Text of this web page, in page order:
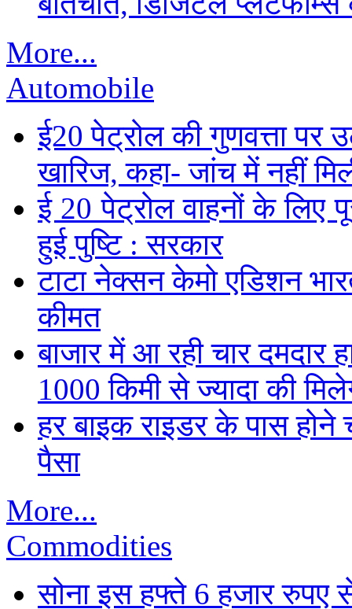
More...
Automobile
ई20 पेट्रोल की गुणवत्ता पर
खारिज, कहा- जांच में नहीं
ई 20 पेट्रोल वाहनों के लिए
हुई पुष्टि : सरकार
टाटा नेक्सन केमो एडिशन
कीमत
बाजार में आ रही चार दमदार
1000 किमी से ज्यादा की
हर बाइक राइडर के पास होने
पैसा
More...
Commodities
सोना इस हफ्ते 6 हजार